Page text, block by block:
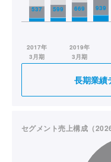
長期業績
セグメント売上構成（